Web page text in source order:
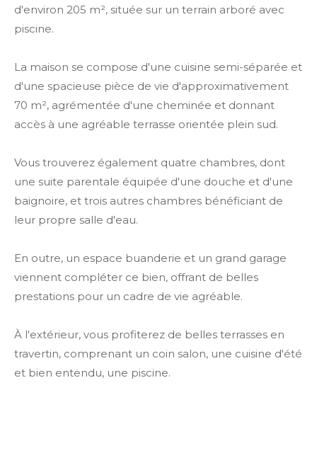
d'environ 205 m², située sur un terrain arboré avec
piscine.
La maison se compose d'une cuisine semi-séparée et
d'une spacieuse pièce de vie d'approximativement
70 m², agrémentée d'une cheminée et donnant
accès à une agréable terrasse orientée plein sud.
Vous trouverez également quatre chambres, dont
une suite parentale équipée d'une douche et d'une
baignoire, et trois autres chambres bénéficiant de
leur propre salle d'eau.
En outre, un espace buanderie et un grand garage
viennent compléter ce bien, offrant de belles
prestations pour un cadre de vie agréable.
À l'extérieur, vous profiterez de belles terrasses en
travertin, comprenant un coin salon, une cuisine d'été
et bien entendu, une piscine.